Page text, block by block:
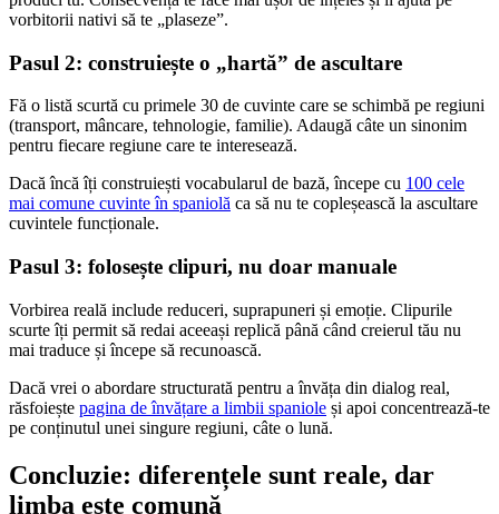
vorbitorii nativi să te „plaseze”.
Pasul 2: construiește o „hartă” de ascultare
Fă o listă scurtă cu primele 30 de cuvinte care se schimbă pe regiuni
(transport, mâncare, tehnologie, familie). Adaugă câte un sinonim
pentru fiecare regiune care te interesează.
Dacă încă îți construiești vocabularul de bază, începe cu 100 cele
mai comune cuvinte în spaniolă ca să nu te copleșească la ascultare
cuvintele funcționale.
Pasul 3: folosește clipuri, nu doar manuale
Vorbirea reală include reduceri, suprapuneri și emoție. Clipurile
scurte îți permit să redai aceeași replică până când creierul tău nu
mai traduce și începe să recunoască.
Dacă vrei o abordare structurată pentru a învăța din dialog real,
răsfoiește pagina de învățare a limbii spaniole și apoi concentrează-te
pe conținutul unei singure regiuni, câte o lună.
Concluzie: diferențele sunt reale, dar
limba este comună